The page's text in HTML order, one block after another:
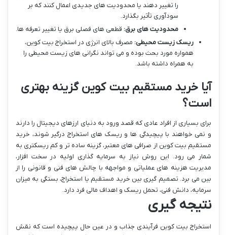
را تغییر دهند یا محدودیت های جدیدی اعمال کنند که بر
سودآوری تأثیر بگذارد.
محدودیت های برق: قطعی های فصلی برق یا تغییر تعرفه ها.
ریسک زیست محیطی: مصرف بالای انرژی در استخراج بیت کوین،
همواره مورد بحث بوده و می تواند نگرانی های زیست محیطی را
به همراه داشته باشد.
آیا خرید مستقیم بیت کوین گزینه بهتری
است؟
برای بسیاری از افراد عادی که قصد ورود به دنیای ارزهای دیجیتال را دارند
و نمی خواهند با پیچیدگی ها و ریسک های استخراج درگیر شوند، خرید
مستقیم بیت کوین از صرافی های معتبر، گزینه ساده تر و کم ریسکتری به
شمار می رود. این روش نیاز به سرمایه گذاری اولیه در سخت افزار،
مدیریت هزینه های عملیاتی و مواجهه با چالش های فنی و قانونی را از
بین می برد. تصمیم گیری بین خرید مستقیم یا استخراج، بستگی به میزان
سرمایه، دانش فنی، تحمل ریسک و اهداف مالی فرد دارد.
نتیجه گیری
استخراج بیت کوین فرآیندی جذاب و در عین حال پیچیده است که نقش